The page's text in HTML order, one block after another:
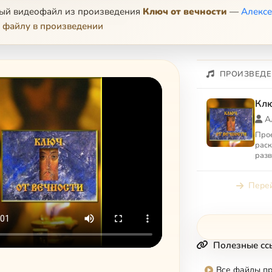
видеофайл из произведения Ключ от вечности —
в произведении
Полезные